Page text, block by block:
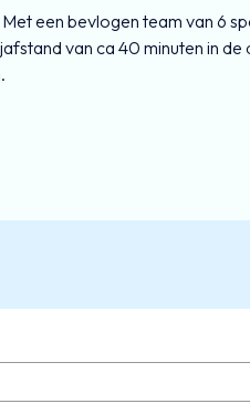
een bevlogen team van 6
van ca 40 minuten in de